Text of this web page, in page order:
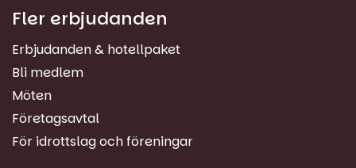
Fler erbjudanden
Erbjudanden & hotellpaket
Bli medlem
Möten
Företagsavtal
För idrottslag och föreningar